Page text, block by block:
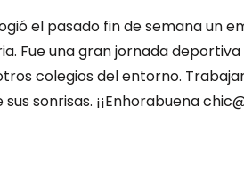
el pasado fin de semana un
Fue una gran jornada
colegios del entorno.
sonrisas. ¡¡Enhorabuena